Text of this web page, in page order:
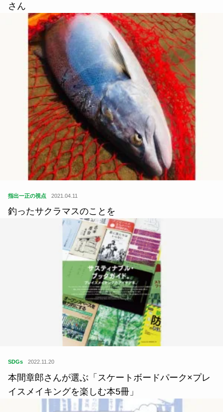
さん
指出一正の視点 2021.04.11
釣ったサクラマスのことを
SDGs 2022.11.20
本間章郎さんが選ぶ「スケートボードパーク×プレ
イスメイキングを楽しむ本5冊」